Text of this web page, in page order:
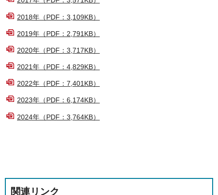
2018年（PDF：3,109KB）
2019年（PDF：2,791KB）
2020年（PDF：3,717KB）
2021年（PDF：4,829KB）
2022年（PDF：7,401KB）
2023年（PDF：6,174KB）
2024年（PDF：3,764KB）
関連リンク